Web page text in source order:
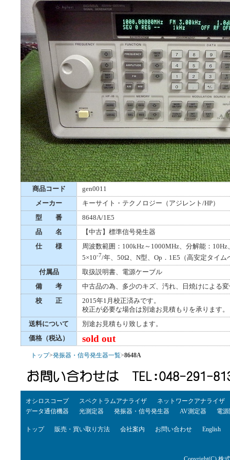
商品コード
gen0011
メーカー
キーサイト・テクノロジー（アジレント/HP）
型 番
8648A/1E5
品 名
【中古】標準信号発生器
仕 様
周波数範囲：100kHz～1000MHz、分解能：
5×10-7/年、50Ω、N型、Op．1E5（高安定タイム
付属品
取扱説明書、電源ケーブル
備 考
中古品の為、多少のキズ、汚れ、日焼けによる
校 正
2015年1月校正済みです。
校正が必要な場合は別途お見積もりを承ります。
送料について
別途お見積もり致します。
価格（税込）
sold out
トップ>発振器・信号発生器一覧>8648A
オシロスコープ スペクトラムアナライザ
ネットワークアナライザ
データ通信機器
光測定器 発振器・信号発生器 AV測定器 電
トップ 販売・買い取り方法 会社案内 お問い合わせ English